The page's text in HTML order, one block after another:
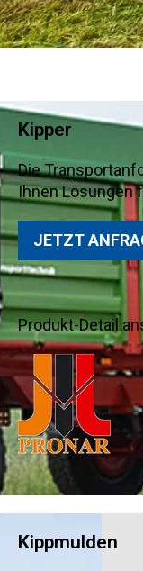
Kipper
Die
Ihnen Lösungen
JETZT
Produkt-Detail
Kippmulden